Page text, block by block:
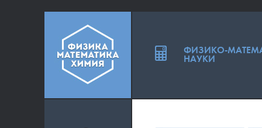
ФИЗИКО-
НАУКИ